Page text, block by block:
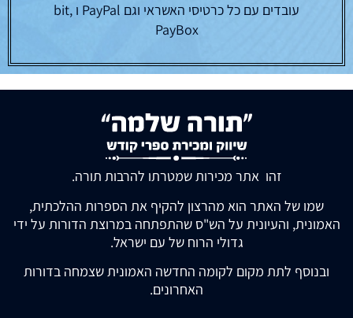
עובדים עם כל כרטיסי האשראי וגם PayPal ו bit,
PayBox
זהו אתר מכירות שמטרתו להרבות תורה.
שמו של האתר הוא מהרצון להקיף את הספרות ההלכתית,
האמונית, והעיונית על הש"ס שהתפתחה במרוצת הדורות על ידי
גדולי הרוח של עם ישראל.
ובנוסף לתת מקום לקומה החדשה האמונית שצמחה בדורות
האחרונים.